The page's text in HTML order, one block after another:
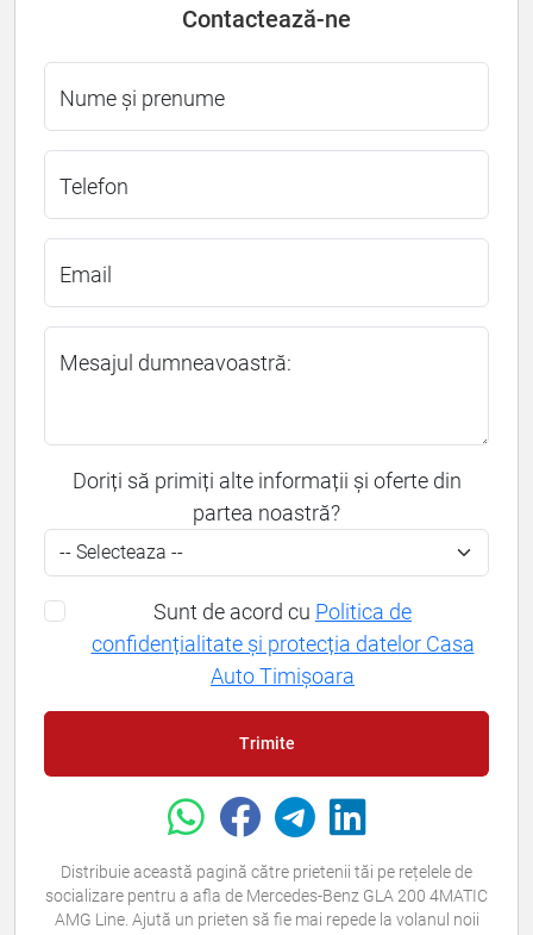
Contactează-ne
Nume și prenume
Telefon
Email
Mesajul dumneavoastră:
Doriți să primiți alte informații și oferte din
partea noastră?
Sunt de acord cu Politica de
confidențialitate și protecția datelor Casa
Auto Timișoara
Trimite
Distribuie această pagină către prietenii tăi pe rețelele de
socializare pentru a afla de Mercedes-Benz GLA 200 4MATIC
AMG Line. Ajută un prieten să fie mai repede la volanul noii